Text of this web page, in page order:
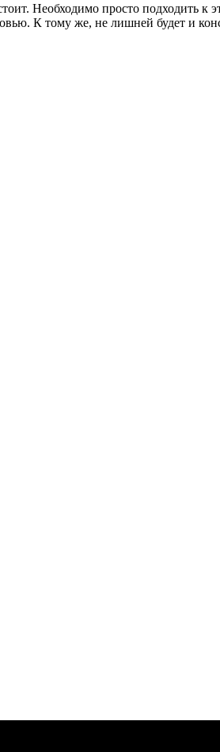
Необходимо просто подходить
К тому же, не лишней будет и